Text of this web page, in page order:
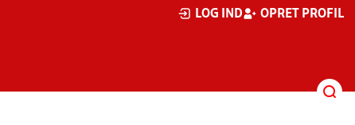
LOG IND OPRET PROFIL